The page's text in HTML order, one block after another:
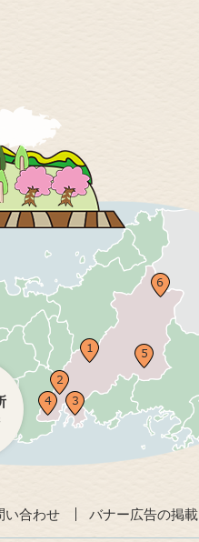
い合わせ バナー広告の掲載